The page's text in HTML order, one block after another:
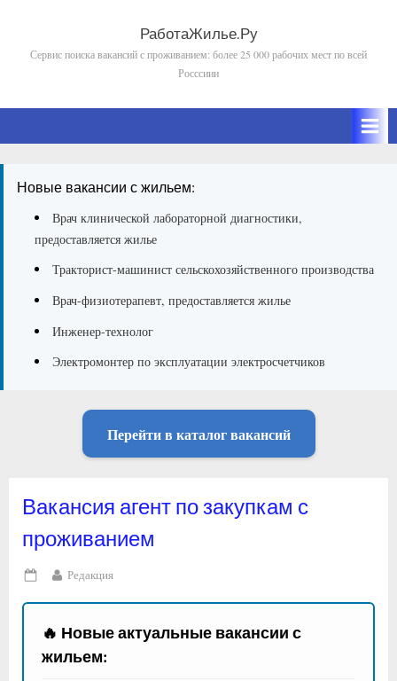
content
РаботаЖилье.Ру
Сервис поиска вакансий с проживанием: более 25 000 рабочих мест по всей
Росссиии
Новые вакансии с жильем:
Врач клинической лабораторной диагностики,
предоставляется жилье
Тракторист-машинист сельскохозяйственного производства
Врач-физиотерапевт, предоставляется жилье
Инженер-технолог
Электромонтер по эксплуатации электросчетчиков
Перейти в каталог вакансий
Вакансия агент по закупкам с
проживанием
Posted
on
By
Редакция
🔥 Новые актуальные вакансии с
жильем: